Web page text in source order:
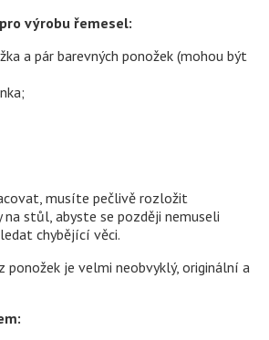
výrobu řemesel:
a pár barevných ponožek (mohou být
musíte pečlivě rozložit
na stůl, abyste se později nemuseli
chybějící věci.